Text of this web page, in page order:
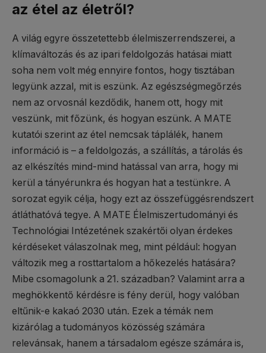
az étel az életről?
A világ egyre összetettebb élelmiszerrendszerei, a
klímaváltozás és az ipari feldolgozás hatásai miatt
soha nem volt még ennyire fontos, hogy tisztában
legyünk azzal, mit is eszünk. Az egészségmegőrzés
nem az orvosnál kezdődik, hanem ott, hogy mit
veszünk, mit főzünk, és hogyan eszünk. A MATE
kutatói szerint az étel nemcsak táplálék, hanem
információ is – a feldolgozás, a szállítás, a tárolás és
az elkészítés mind-mind hatással van arra, hogy mi
kerül a tányérunkra és hogyan hat a testünkre. A
sorozat egyik célja, hogy ezt az összefüggésrendszert
átláthatóvá tegye. A MATE Élelmiszertudományi és
Technológiai Intézetének szakértői olyan érdekes
kérdéseket válaszolnak meg, mint például: hogyan
változik meg a rosttartalom a hőkezelés hatására?
Mibe csomagolunk a 21. században? Valamint arra a
meghökkentő kérdésre is fény derül, hogy valóban
eltűnik-e kakaó 2030 után. Ezek a témák nem
kizárólag a tudományos közösség számára
relevánsak, hanem a társadalom egésze számára is,